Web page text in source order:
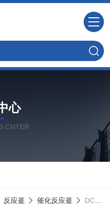
心
CNTER
反应釜 催化反应釜 DC系列催化加氢反应釜 小型水热釜